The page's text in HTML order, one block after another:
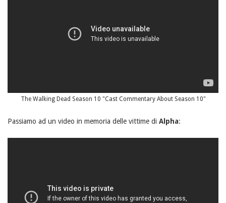
The Walking Dead Season 10 "Cast Commentary About Season 10"
Passiamo ad un video in memoria delle vittime di Alpha: